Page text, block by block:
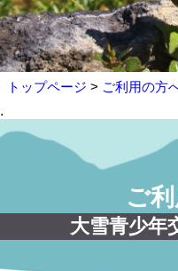
トップページ > ご利用の方
.
ご
大雪青少年